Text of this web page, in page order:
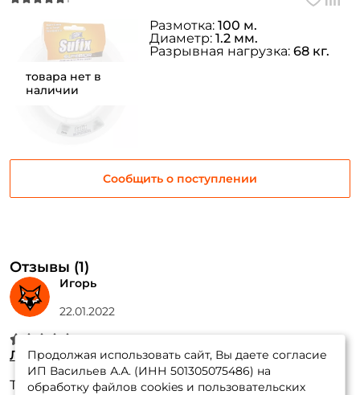
товара нет в
наличии
Сообщить о поступлении
Размотка: 100 м.
Диаметр: 1.2 мм.
Разрывная нагрузка: 68 кг.
Отзывы (1)
Игорь
22.01.2022
Лидер Sufix Superior Leader 100м. 1.2мм. CLEAR
Тут была на него лучшая цена по скидке
Продолжая использовать сайт, Вы даете согласие
ИП Васильев А.А. (ИНН 501305075486) на
обработку файлов cookies и пользовательских